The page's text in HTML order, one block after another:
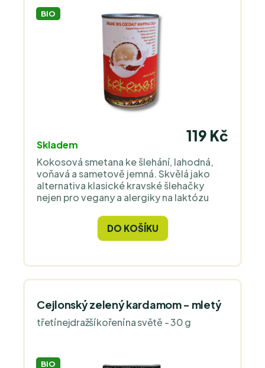
BIO
Skladem
119 Kč
Kokosová smetana ke šlehání, lahodná,
voňavá a sametově jemná. Skvělá jako
alternativa klasické kravské šlehačky
nejen pro vegany a alergiky na laktózu
DO KOŠÍKU
Cejlonský zelený kardamom - mletý
třetí nejdražší koření na světě - 30 g
BIO